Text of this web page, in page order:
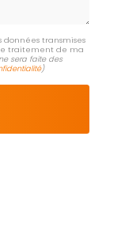
données transmises
traitement de ma
sera faite des
)